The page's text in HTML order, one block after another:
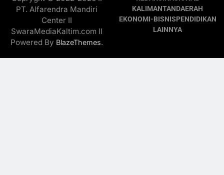
PT. Alfarendra Mandiri
Center II
SwaraMediaKaltim.com II
Powered By BlazeThemes.
KALIMANTANDAERAH
EKONOMI-BISNISPENDIDIKAN
LAINNYA